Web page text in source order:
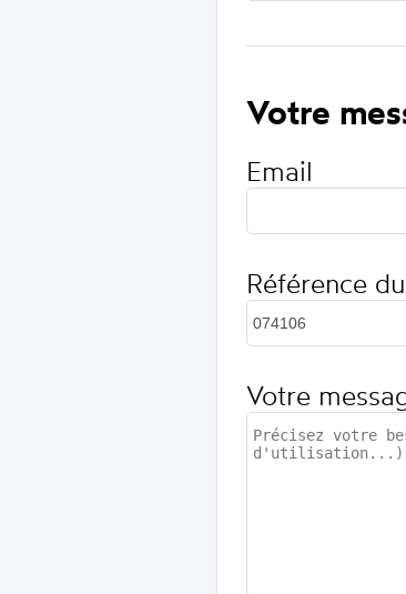
Votre
Email
Référence
Votre